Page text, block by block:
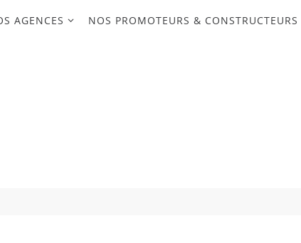
AGENCES NOS PROMOTEURS & CONSTRUCTEURS